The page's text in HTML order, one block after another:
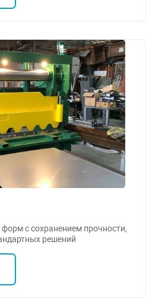
с сохранением прочности,
решений